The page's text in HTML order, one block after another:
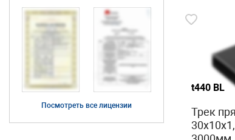
Посмотреть все лицензии
t440 BL
Трек